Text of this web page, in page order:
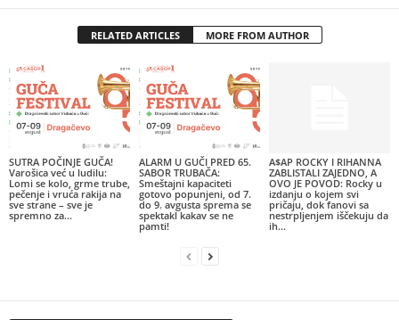
RELATED ARTICLES MORE FROM AUTHOR
SUTRA POČINJE GUČA!
Varošica već u ludilu:
Lomi se kolo, grme trube,
pečenje i vruća rakija na
sve strane – sve je
spremno za...
ALARM U GUČI PRED 65.
SABOR TRUBAČA:
Smeštajni kapaciteti
gotovo popunjeni, od 7.
do 9. avgusta sprema se
spektakl kakav se ne
pamti!
A$AP ROCKY I RIHANNA
ZABLISTALI ZAJEDNO, A
OVO JE POVOD: Rocky u
izdanju o kojem svi
pričaju, dok fanovi sa
nestrpljenjem iščekuju da
ih...